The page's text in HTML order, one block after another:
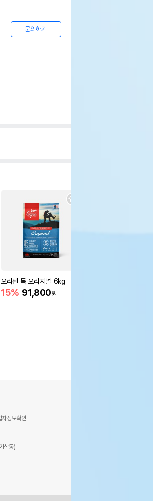
문의하기
오리젠 독 오리지널 6kg
15% 91,800원
자정보확인
산동)